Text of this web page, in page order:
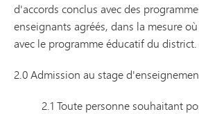
d'accords conclus avec des
enseignants agréés, dans la mesure
avec le programme éducatif du district.
2.0 Admission au stage
2.1 Toute personne souhaitant